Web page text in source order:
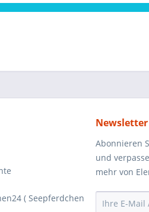
( Seepferdchen
Newsletter
Abonnieren
und
mehr von